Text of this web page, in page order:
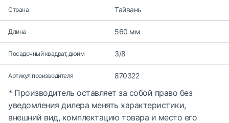
Страна Тайвань
Длина 560 мм
Посадочный квадрат, дюйм 3/8
Артикул производителя 870322
* Производитель оставляет за собой право без
уведомления дилера менять характеристики,
внешний вид, комплектацию товара и место его